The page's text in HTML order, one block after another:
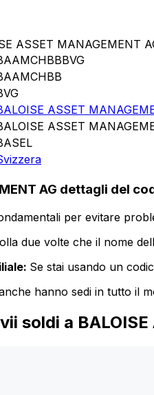
ASSET MANAGEMENT
ASSET
ASSET
AG dettagli del
per evitare
due volte che il nome
Se stai usando un
hanno sedi in tutto il
soldi a BALOISE